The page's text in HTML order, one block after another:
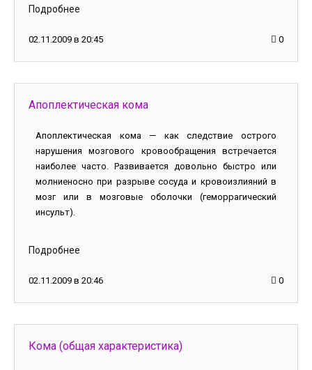
Подробнее
02.11.2009 в 20:45 0
Апоплектическая кома
Апоплектическая кома — как следствие острого
нарушения мозгового кровообращения встречается
наиболее часто. Развивается довольно быстро или
молниеносно при разрыве сосуда и кровоизлияний в
мозг или в мозговые оболочки (геморрагический
инсульт).
Подробнее
02.11.2009 в 20:46 0
Кома (общая характеристика)